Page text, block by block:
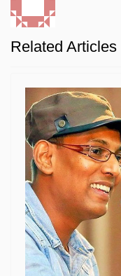
Related Articles